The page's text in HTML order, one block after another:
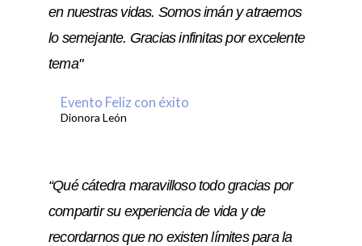
en nuestras vidas. Somos imán y atraemos
lo semejante. Gracias infinitas por excelente
tema"
Evento Feliz con éxito
Dionora León
“Qué cátedra maravilloso todo gracias por
compartir su experiencia de vida y de
recordarnos que no existen límites para la